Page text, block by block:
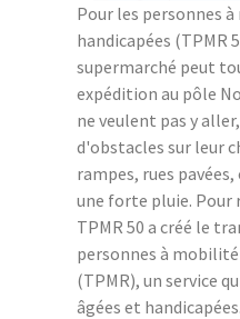
Pour les personnes
handicapées (TPMR
supermarché peut
expédition au pôle
ne veulent pas y
d'obstacles sur leur
rampes, rues
une forte pluie. Pour
TPMR 50 a créé le
personnes à
(TPMR), un service
âgées et handicapées.